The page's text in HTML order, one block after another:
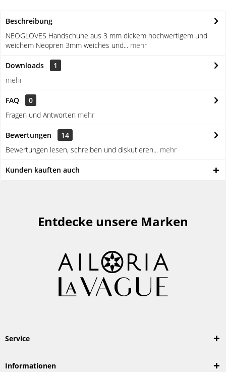
Beschreibung
NEOGLOVES Handschuhe aus 3 mm dickem hochwertigem und
weichem Neopren 3mm weiches und... mehr
Downloads
1
mehr
FAQ
0
Fragen und Antworten mehr
Bewertungen
14
Bewertungen lesen, schreiben und diskutieren... mehr
Kunden kauften auch
Entdecke unsere Marken
Service
Informationen